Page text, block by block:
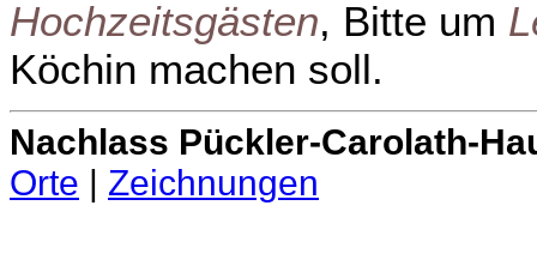
Hochzeitsgästen, Bitte um
Köchin machen soll.
Nachlass Pückler-Carolath-
Orte | Zeichnungen